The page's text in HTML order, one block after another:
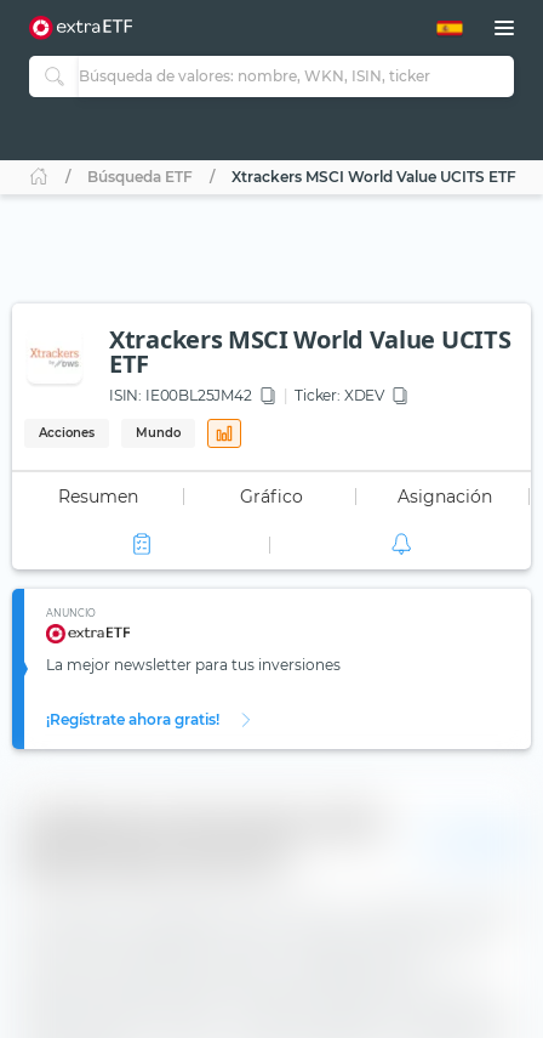
Búsqueda ETF Xtrackers MSCI World Value UCITS ETF
Xtrackers MSCI World Value UCITS
ETF
ISIN: IE00BL25JM42 Ticker: XDEV
Acciones Mundo
Resumen Gráfico Asignación
ANUNCIO
La mejor newsletter para tus inversiones
¡Regístrate ahora gratis!